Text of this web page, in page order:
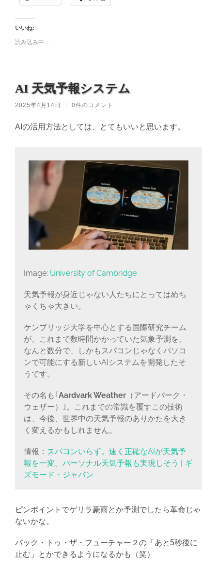
いいね:
読み込み中…
AI 天気予報システム
2025年4月14日 / 0件のコメント
AIの活用方法としては、とてもいいと思います。
Image: University of Cambridge
天気予報が身近じゃない人たちにとってはめち
ゃくちゃ大きい。
ケンブリッジ大学を中心とする国際研究チーム
が、これまで数時間かかっていた気象予測を、
なんと数分で、しかもスパコンじゃなくパソコ
ンで可能にする新しいAIシステムを開発したそ
うです。
その名も｢ Aardvark Weather（アードバーク・
ウェザー）｣。これまでの常識を覆すこの技術
は、今後、世界中の天気予報のありかたを大き
く変えるかもしれません。
情報： スパコンいらず。速く正確なAIが天気予
報を一変。パーソナル天気予報も実現しそう | ギ
ズモード・ジャパン
ピンポイントでゲリラ豪雨とか予測でしたら革命じゃ
ないかな。
バック・トゥ・ザ・フューチャー２の「あと5秒後に
止む」とかできるようになるかも（笑）